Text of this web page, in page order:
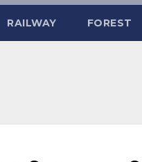
RAILWAY FOREST